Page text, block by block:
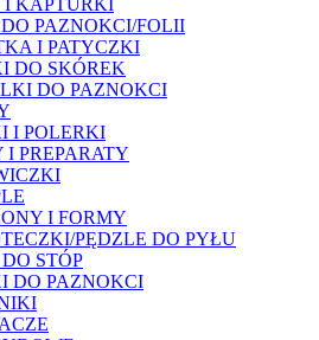
PAZNOKCI/FOLII
I PATYCZKI
DO SKÓREK
DO PAZNOKCI
I POLERKI
I PREPARATY
I FORMY
PĘDZLE DO PYŁU
STÓP
DO PAZNOKCI